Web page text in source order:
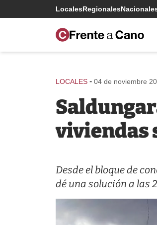
LocalesRegionales
LOCALES - 04 de noviembre
viviendas
Desde el bloque de
dé una solución a las